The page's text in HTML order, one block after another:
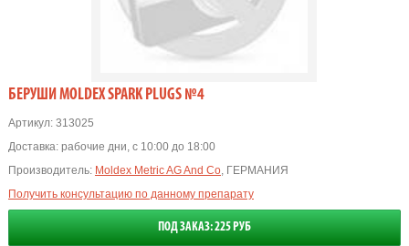
БЕРУШИ MOLDEX SPARK PLUGS №4
Артикул:313025
Доставка: рабочие дни, с 10:00 до 18:00
Производитель: Moldex Metric AG And Co, ГЕРМАНИЯ
Получить консультацию по данному препарату
ПОД ЗАКАЗ: 225 РУБ